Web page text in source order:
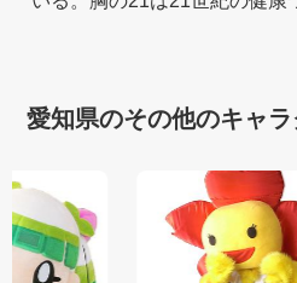
愛知県のその他のキャ